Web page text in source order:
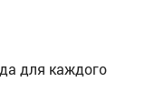
для каждого